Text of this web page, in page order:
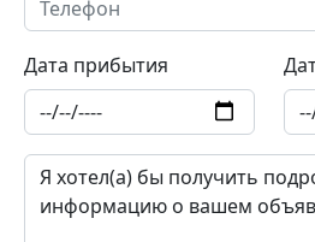
Дата прибытия